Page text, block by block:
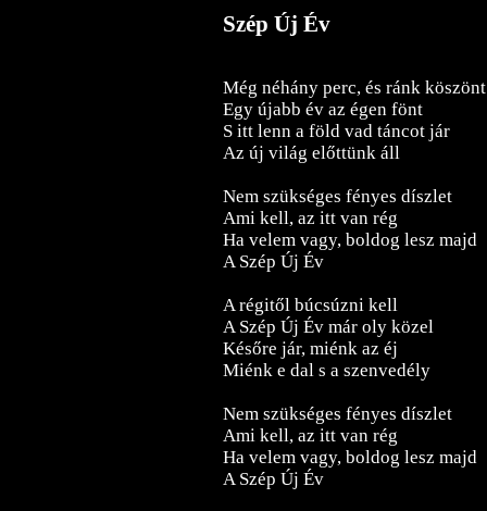
Szép Új Év
Még néhány perc, és ránk köszönt
Egy újabb év az égen fönt
S itt lenn a föld vad táncot jár
Az új világ előttünk áll
Nem szükséges fényes díszlet
Ami kell, az itt van rég
Ha velem vagy, boldog lesz majd
A Szép Új Év
A régitől búcsúzni kell
A Szép Új Év már oly közel
Későre jár, miénk az éj
Miénk e dal s a szenvedély
Nem szükséges fényes díszlet
Ami kell, az itt van rég
Ha velem vagy, boldog lesz majd
A Szép Új Év